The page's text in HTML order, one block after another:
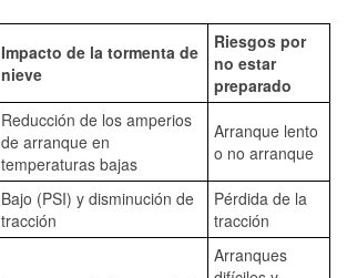
Impacto de la tormenta de
nieve
Riesgos por
no estar
preparado
Reducción de los amperios
de arranque en
temperaturas bajas
Arranque lento
o no arranque
Bajo (PSI) y disminución de
tracción
Pérdida de la
tracción
Arranques